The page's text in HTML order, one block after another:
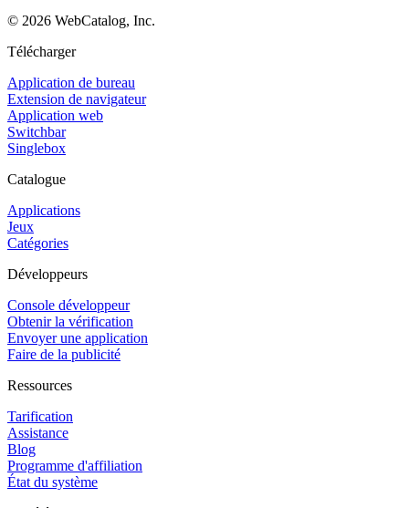
© 2026 WebCatalog, Inc.
Télécharger
Application de bureau
Extension de navigateur
Application web
Switchbar
Singlebox
Catalogue
Applications
Jeux
Catégories
Développeurs
Console développeur
Obtenir la vérification
Envoyer une application
Faire de la publicité
Ressources
Tarification
Assistance
Blog
Programme d'affiliation
État du système